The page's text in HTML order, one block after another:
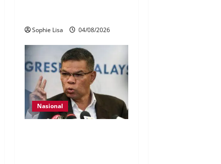
Sophie Lisa 04/08/2026
Nasional